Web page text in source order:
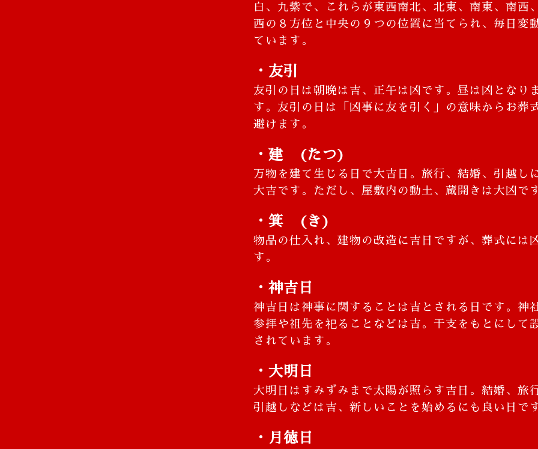
白、九紫で、これらが東西南北、北東、南東、南西
西の８方位と中央の９つの位置に当てられ、毎日変
ています。
・友引
友引の日は朝晩は吉、正午は凶です。昼は凶となりま
す。友引の日は「凶事に友を引く」の意味からお葬
避けます。
・建 (たつ)
万物を建て生じる日で大吉日。旅行、結婚、引越し
大吉です。ただし、屋敷内の動土、蔵開きは大凶で
・箕 (き)
物品の仕入れ、建物の改造に吉日ですが、葬式には
す。
・神吉日
神吉日は神事に関することは吉とされる日です。神
参拝や祖先を祀ることなどは吉。干支をもとにして
されています。
・大明日
大明日はすみずみまで太陽が照らす吉日。結婚、旅
引越しなどは吉、新しいことを始めるにも良い日で
・月徳日